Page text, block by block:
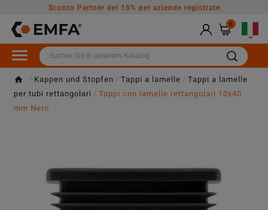
Sconto Partner del 15% per aziende registrate
0

Kappen und Stopfen Tappi a lamelle
Tappi a lamelle
per tubi rettangolari
Tappi con lamelle rettangolari 10x40
mm Nero